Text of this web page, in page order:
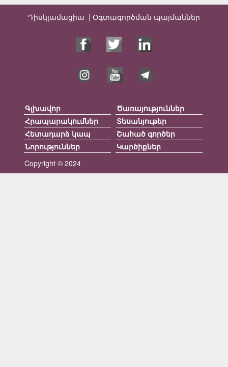
Դիսկլամացիա | Օգտագործման պայմաններ
Copyright © 2024
Գլխավոր
Ծառայություններ
Հրապարակումներ
Տեսանյութեր
Հետադարձ կապ
Շահած գործեր
Նորություններ
Կարծիքներ